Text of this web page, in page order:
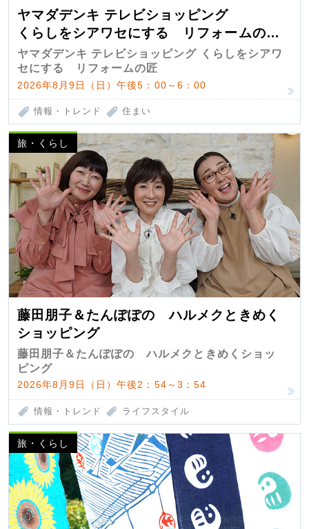
ヤマダデンキ テレビショッピング
くらしをシアワセにする リフォームの
匠 第7弾
ヤマダデンキ テレビショッピング くらしをシアワ
セにする リフォームの匠
2026年8月9日（日）午後5：00～6：00
情報・トレンド 住まい
旅・くらし
藤田朋子＆たんぽぽの ハルメクときめく
ショッピング
藤田朋子＆たんぽぽの ハルメクときめくショッ
ピング
2026年8月9日（日）午後2：54～3：54
情報・トレンド ライフスタイル
旅・くらし